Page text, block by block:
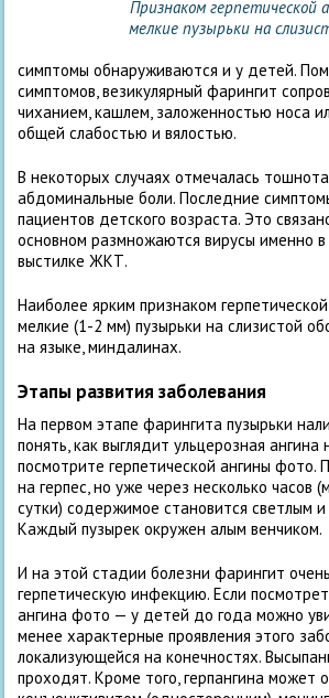
Признаком герпетической
мелкие пузырьки на
симптомы обнаруживаются и у детей.
симптомов, везикулярный фарингит
чиханием, кашлем, заложенностью носа
общей слабостью и вялостью.
В некоторых случаях отмечалась
абдоминальные боли. Последние
пациентов детского возраста. Это
основном размножаются вирусы именно в
выстилке ЖКТ.
Наиболее ярким признаком
мелкие (1-2 мм) пузырьки на слизистой
на языке, миндалинах.
Этапы развития заболевания
На первом этапе фарингита пузырьки
понять, как выглядит ульцерозная ангина
посмотрите герпетической ангины фото.
на герпес, но уже через несколько часов
сутки) содержимое становится светлым
Каждый пузырек окружен алым венчиком.
И на этой стадии болезни фарингит
герпетическую инфекцию. Если
ангина фото — у детей до года можно
менее характерные проявления этого
локализующейся на конечностях.
проходят. Кроме того, герпангина может